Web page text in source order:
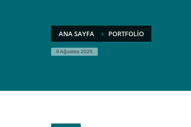
ANA SAYFA PORTFOLIO
9 Ağustos 2026